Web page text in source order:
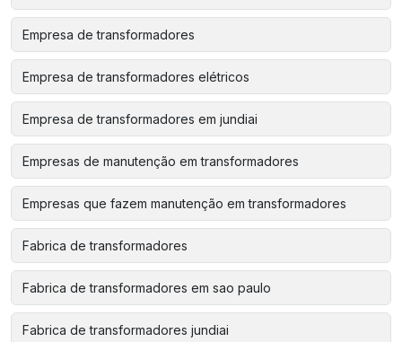
Empresa de transformadores
Empresa de transformadores elétricos
Empresa de transformadores em jundiai
Empresas de manutenção em transformadores
Empresas que fazem manutenção em transformadores
Fabrica de transformadores
Fabrica de transformadores em sao paulo
Fabrica de transformadores jundiai